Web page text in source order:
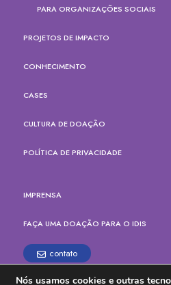
PARA ORGANIZAÇÕES SOCIAIS
PROJETOS DE IMPACTO
CONHECIMENTO
CASES
CULTURA DE DOAÇÃO
POLÍTICA DE PRIVACIDADE
IMPRENSA
FAÇA UMA DOAÇÃO PARA O IDIS
contato
Nós usamos cookies e outras